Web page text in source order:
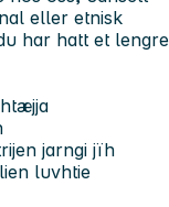
eller etnisk
har hatt et lengre
jarngi jïh
luvhtie